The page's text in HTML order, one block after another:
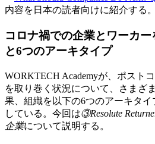
内容を日本の読者向けに紹介する。
コロナ禍での企業とワーカ
と6つのアーキタイプ
WORKTECH Academyが、ポスト
を取り巻く状況について、さまざ
果、組織を以下の6つのアーキタ
している。今回は③Resolute
企業について説明する。